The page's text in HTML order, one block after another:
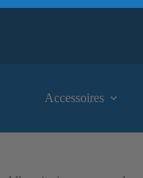
Accessoires